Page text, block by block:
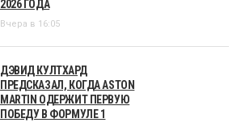
2026 ГОДА
Вчера в 16:05
ДЭВИД КУЛТХАРД
ПРЕДСКАЗАЛ, КОГДА ASTON
MARTIN ОДЕРЖИТ ПЕРВУЮ
ПОБЕДУ В ФОРМУЛЕ 1